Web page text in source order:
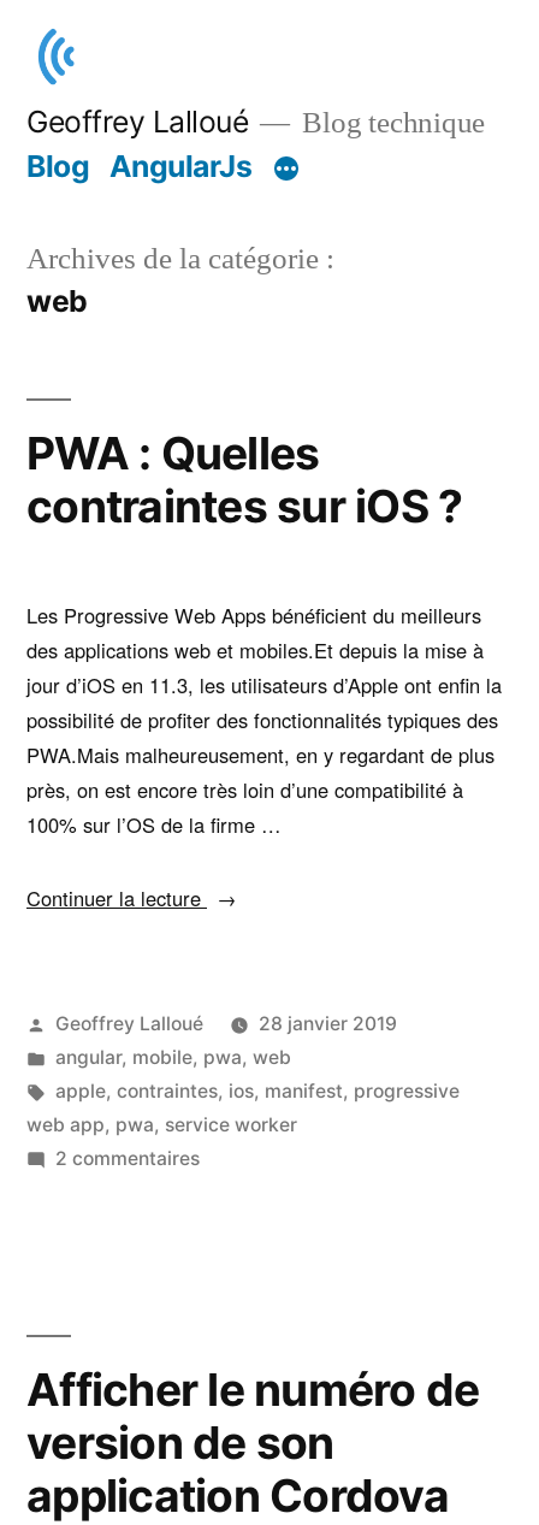
Aller
contenu
Geoffrey Lalloué Blog technique
Blog AngularJs
Archives de la catégorie :
web
PWA : Quelles
contraintes sur iOS ?
Les Progressive Web Apps bénéficient du meilleurs
des applications web et mobiles.Et depuis la mise à
jour d’iOS en 11.3, les utilisateurs d’Apple ont enfin la
possibilité de profiter des fonctionnalités typiques des
PWA.Mais malheureusement, en y regardant de plus
près, on est encore très loin d’une compatibilité à
100% sur l’OS de la firme …
Continuer la lecture
« PWA
sur
iOS
? »
Publié
par
Geoffrey Lalloué
28 janvier 2019
Publié
dans
angular, mobile, pwa, web
Étiquettes :
apple, contraintes, ios, manifest, progressive
web app, pwa, service worker
2 commentairessur
?
Afficher le numéro de
version de son
application Cordova